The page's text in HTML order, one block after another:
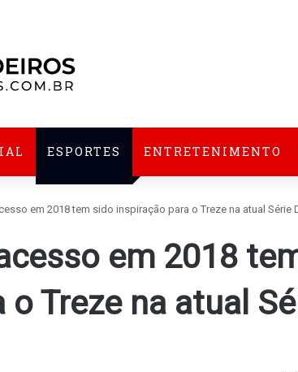
ESPORTES ENTRETENIMENTO
em 2018 tem sido inspiração para o Treze na atual Série
em 2018
Treze na atual